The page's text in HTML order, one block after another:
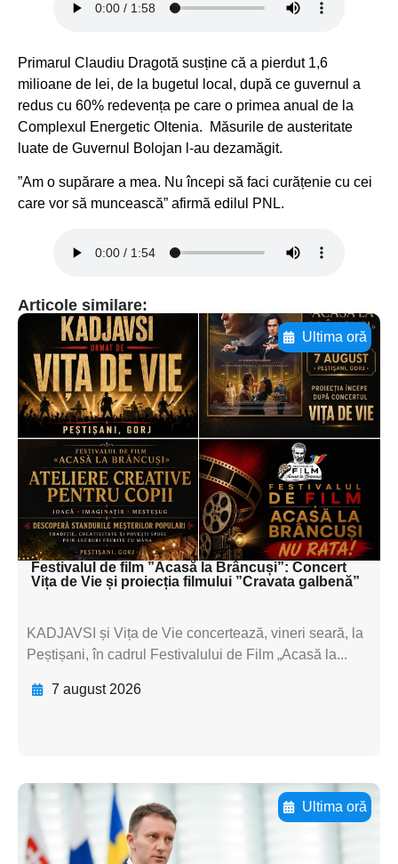
Primarul Claudiu Dragotă susține că a pierdut 1,6
milioane de lei, de la bugetul local, după ce guvernul a
redus cu 60% redevența pe care o primea anual de la
Complexul Energetic Oltenia. Măsurile de austeritate
luate de Guvernul Bolojan l-au dezamăgit.
”Am o supărare a mea. Nu începi să faci curățenie cu cei
care vor să muncească” afirmă edilul PNL.
Articole similare:
Ultima oră
Adaugă aici textul pentru
subtitluAdaugă aici
textul pentru
subtitluAdaugă aici
textul pentru
subtitluAdaugă aici
textul pentru subti
Festivalul de film ”Acasă la Brâncuși”: Concert
Vița de Vie și proiecția filmului ”Cravata galbenă”
KADJAVSI și Vița de Vie concertează, vineri seară, la
Peștișani, în cadrul Festivalului de Film „Acasă la...
7 august 2026
Ultima oră
Adaugă aici textul pentru